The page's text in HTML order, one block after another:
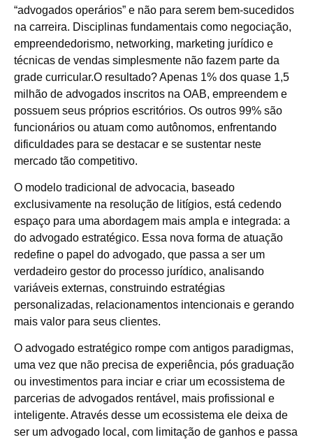
“advogados operários” e não para serem bem-sucedidos
na carreira. Disciplinas fundamentais como negociação,
empreendedorismo, networking, marketing jurídico e
técnicas de vendas simplesmente não fazem parte da
grade curricular.O resultado? Apenas 1% dos quase 1,5
milhão de advogados inscritos na OAB, empreendem e
possuem seus próprios escritórios. Os outros 99% são
funcionários ou atuam como autônomos, enfrentando
dificuldades para se destacar e se sustentar neste
mercado tão competitivo.
O modelo tradicional de advocacia, baseado
exclusivamente na resolução de litígios, está cedendo
espaço para uma abordagem mais ampla e integrada: a
do advogado estratégico. Essa nova forma de atuação
redefine o papel do advogado, que passa a ser um
verdadeiro gestor do processo jurídico, analisando
variáveis externas, construindo estratégias
personalizadas, relacionamentos intencionais e gerando
mais valor para seus clientes.
O advogado estratégico rompe com antigos paradigmas,
uma vez que não precisa de experiência, pós graduação
ou investimentos para inciar e criar um ecossistema de
parcerias de advogados rentável, mais profissional e
inteligente. Através desse um ecossistema ele deixa de
ser um advogado local, com limitação de ganhos e passa